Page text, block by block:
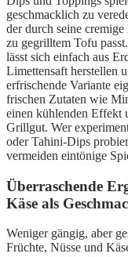
geschmacklich zu
der durch seine
zu gegrilltem Tofu
lässt sich einfach aus
Limettensaft herstellen
erfrischende Variante
frischen Zutaten wie
einen kühlenden Effekt
Grillgut. Wer
oder Tahini-Dips
vermeiden eintönige
Überraschende
Käse als
Weniger gängig, aber
Früchte, Nüsse und